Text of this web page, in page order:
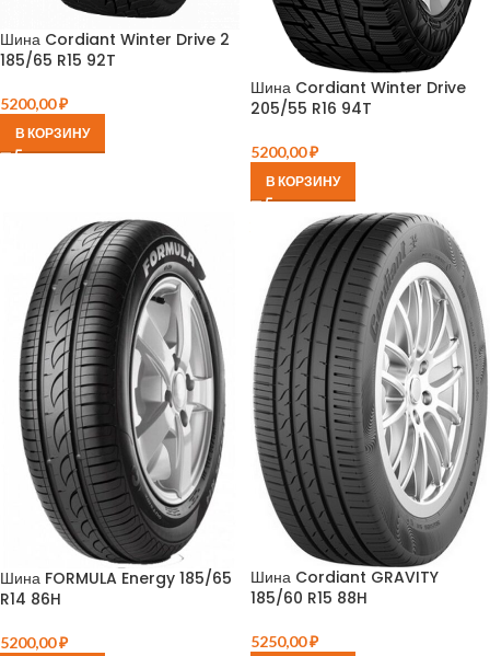
Шина Cordiant Winter Drive 2
185/65 R15 92T
5200,00₽
В КОРЗИНУ
Шина Cordiant Winter Drive
205/55 R16 94T
5200,00₽
В КОРЗИНУ
Шина FORMULA Energy 185/65
R14 86H
5200,00₽
Шина Cordiant GRAVITY
185/60 R15 88H
5250,00₽